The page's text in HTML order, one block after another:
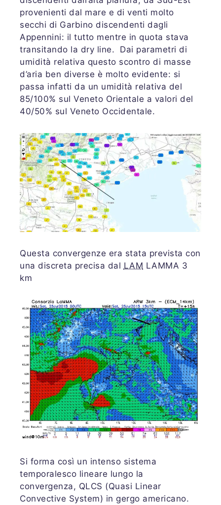
provenienti dal mare e di venti molto
secchi di Garbino discendenti dagli
Appennini: il tutto mentre in quota stava
transitando la dry line. Dai parametri di
umidità relativa questo scontro di masse
d’aria ben diverse è molto evidente: si
passa infatti da un umidità relativa del
85/100% sul Veneto Orientale a valori del
40/50% sul Veneto Occidentale.
Questa convergenze era stata prevista con
una discreta precisa dal LAM LAMMA 3
km
Si forma così un intenso sistema
temporalesco lineare lungo la
convergenza, QLCS (Quasi Linear
Convective System) in gergo americano.